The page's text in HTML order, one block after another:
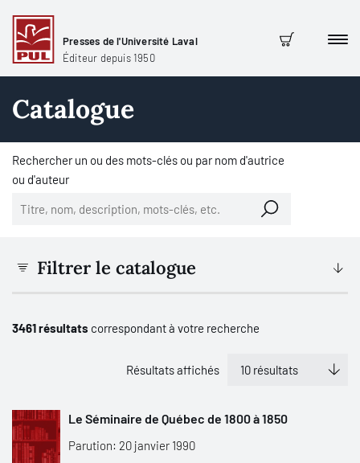
Presses de l'Université Laval
Éditeur depuis 1950
Panier
Catalogue
Rechercher un ou des mots-clés ou par nom d'autrice
ou d'auteur
Filtrer le catalogue
3461 résultats correspondant à votre recherche
Résultats affichés
Le Séminaire de Québec de 1800 à 1850
Parution: 20 janvier 1990